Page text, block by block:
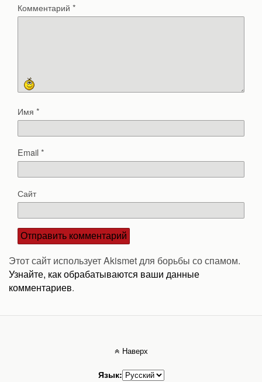
Комментарий *
Имя *
Email*
Сайт
Этот сайт использует Akismet для борьбы со спамом.
Узнайте, как обрабатываются ваши данные
комментариев.
Наверх
Язык: